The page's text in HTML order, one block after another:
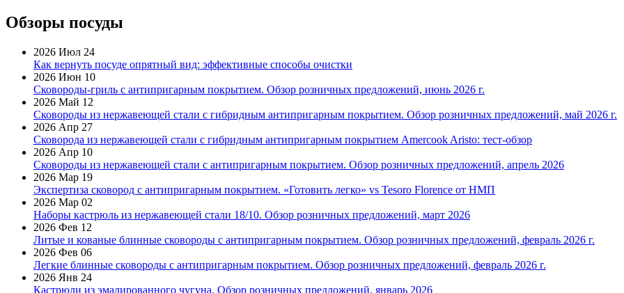
Обзоры посуды
2026 Июл 24
Как вернуть посуде опрятный вид: эффективные способы очистки
2026 Июн 10
Сковороды-гриль с антипригарным покрытием. Обзор розничных предложений, июнь 2026 г.
2026 Май 12
Сковороды из нержавеющей стали с гибридным антипригарным покрытием. Обзор розничных предложений, май 2026 г.
2026 Апр 27
Сковорода из нержавеющей стали с гибридным антипригарным покрытием Amercook Aristo: тест-обзор
2026 Апр 10
Сковороды из нержавеющей стали с антипригарным покрытием. Обзор розничных предложений, апрель 2026
2026 Мар 19
Экспертиза сковород с антипригарным покрытием. «Готовить легко» vs Tesoro Florence от НМП
2026 Мар 02
Наборы кастрюль из нержавеющей стали 18/10. Обзор розничных предложений, март 2026
2026 Фев 12
Литые и кованые блинные сковороды с антипригарным покрытием. Обзор розничных предложений, февраль 2026 г.
2026 Фев 06
Легкие блинные сковороды с антипригарным покрытием. Обзор розничных предложений, февраль 2026 г.
2026 Янв 24
Кастрюли из эмалированного чугуна. Обзор розничных предложений, январь 2026